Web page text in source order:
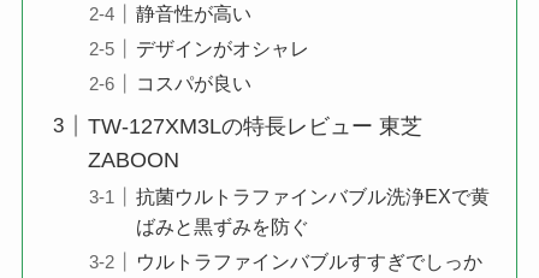
静音性が高い
デザインがオシャレ
コスパが良い
TW-127XM3Lの特長レビュー 東芝
ZABOON
抗菌ウルトラファインバブル洗浄EXで黄
ばみと黒ずみを防ぐ
ウルトラファインバブルすすぎでしっか